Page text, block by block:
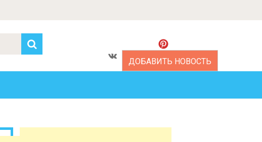
ДОБАВИТЬ НОВОСТЬ